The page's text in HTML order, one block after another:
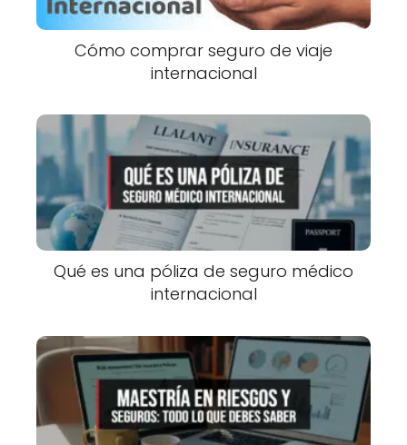
Cómo comprar seguro de viaje
internacional
Qué es una póliza de seguro médico
internacional